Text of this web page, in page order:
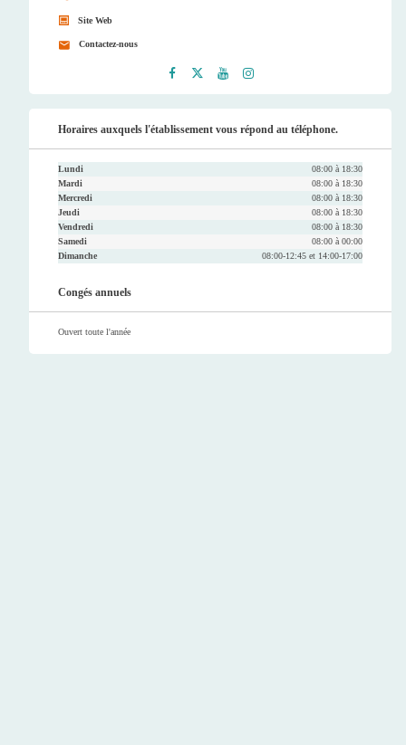
Site Web
Contactez-nous
Faceb
ook
Twitt
er
Youtu
be
Instag
ram
Horaires auxquels l'établissement vous répond au téléphone.
Lundi
08:00 à 18:30
Mardi
08:00 à 18:30
Mercredi
08:00 à 18:30
Jeudi
08:00 à 18:30
Vendredi
08:00 à 18:30
Samedi
08:00 à 00:00
Dimanche
08:00-12:45 et 14:00-17:00
Congés annuels
Ouvert toute l'année